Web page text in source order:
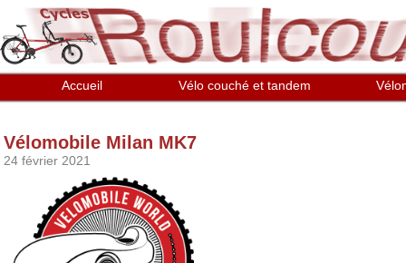
Aller au contenu principal
Accueil Vélo couché et tandem
Vélomobile Milan MK7
24 février 2021